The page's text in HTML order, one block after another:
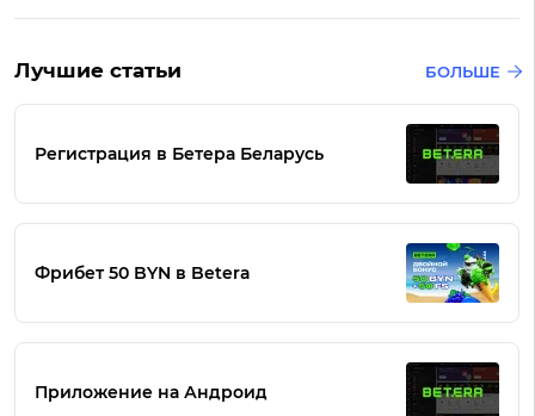
Лучшие статьи БОЛЬШЕ
Регистрация в Бетера Беларусь
Фрибет 50 BYN в Betera
Приложение на Андроид